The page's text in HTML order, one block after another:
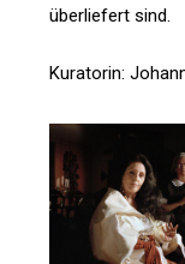
überliefert sind.
Kuratorin: